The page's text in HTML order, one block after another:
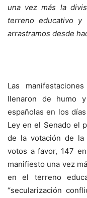
una vez más la
terreno educativo y
arrastramos desde
Las
llenaron de humo
españolas en los
Ley en el Senado el
de la votación de la
votos a favor, 147
manifiesto una vez
en el terreno
“secularización